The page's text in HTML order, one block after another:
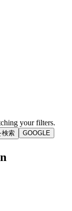
your filters.
検索 GOOGLE